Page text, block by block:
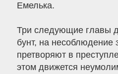
Емелька.
Три следующие главы
бунт, на несоблюдение
претворяют в
этом движется